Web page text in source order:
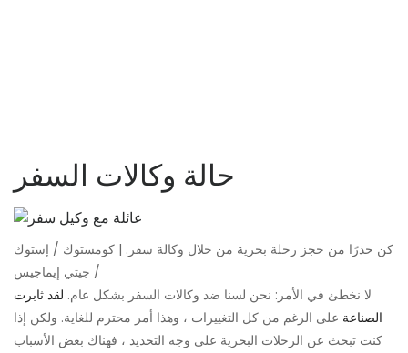
حالة وكالات السفر
كن حذرًا من حجز رحلة بحرية من خلال وكالة سفر. | كومستوك / إستوك
/ جيتي إيماجيس
لا نخطئ في الأمر: نحن لسنا ضد وكالات السفر بشكل عام. لقد ثابرت
الصناعة على الرغم من كل التغييرات ، وهذا أمر محترم للغاية. ولكن إذا
كنت تبحث عن الرحلات البحرية على وجه التحديد ، فهناك بعض الأسباب